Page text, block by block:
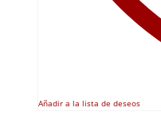
Añadir a la lista de deseos